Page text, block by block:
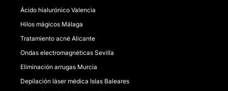
Ácido hialurónico Valencia
Hilos mágicos Málaga
Tratamiento acné Alicante
Ondas electromagnéticas Sevilla
Eliminación arrugas Murcia
Depilación láser médica Islas Baleares